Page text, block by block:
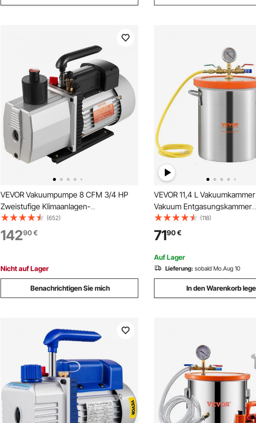
VEVOR Vakuumpumpe 8 CFM 3/4 HP
Zweistufige Klimaanlagen-
Vakuumpumpe 220V 0,3 PA Ultimatives
Vakuum Kältemittel HVAC Werkzeug für
Automobile Reparatur Vakuum
(652)
14290€
Nicht auf Lager
Benachrichtigen Sie mich
VEVOR 11,4 L
Vakuum Entgasungskammer
(Durchmesser 23 cm, Höhe 27
Unterdruckpumpe
zum Stabilisieren von Holz und
Entgasen von Silikon, Harz,
(118)
7190€
Auf Lager
Lieferung: sobald Mo.Aug 10
In den Warenkorb